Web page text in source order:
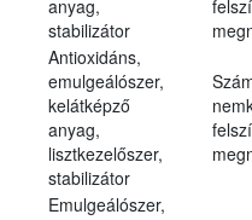
anyag,
stabilizátor
Antioxidáns,
emulgeálószer,
kelátképző
anyag,
lisztkezelőszer,
stabilizátor
Emulgeálószer,